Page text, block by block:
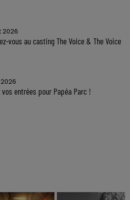
2026
vous au casting The Voice & The Voice
vos entrées pour Papéa Parc !